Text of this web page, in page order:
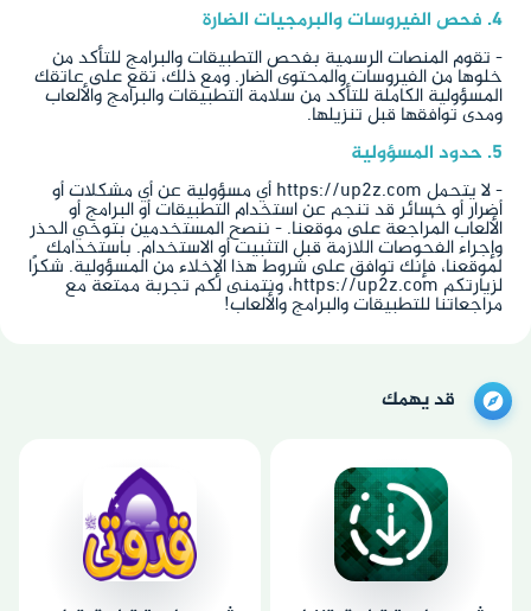
4. فحص الفيروسات والبرمجيات الضارة
- تقوم المنصات الرسمية بفحص التطبيقات والبرامج للتأكد من
خلوها من الفيروسات والمحتوى الضار. ومع ذلك، تقع على عاتقك
المسؤولية الكاملة للتأكد من سلامة التطبيقات والبرامج والألعاب
ومدى توافقها قبل تنزيلها.
5. حدود المسؤولية
- لا يتحمل https://up2z.com أي مسؤولية عن أي مشكلات أو
أضرار أو خسائر قد تنجم عن استخدام التطبيقات أو البرامج أو
الألعاب المُراجعة على موقعنا. - ننصح المستخدمين بتوخي الحذر
وإجراء الفحوصات اللازمة قبل التثبيت أو الاستخدام. باستخدامك
لموقعنا، فإنك توافق على شروط هذا الإخلاء من المسؤولية. شكرًا
لزيارتكم https://up2z.com، ونتمنى لكم تجربة ممتعة مع
مراجعاتنا للتطبيقات والبرامج والألعاب!
قد يهمك